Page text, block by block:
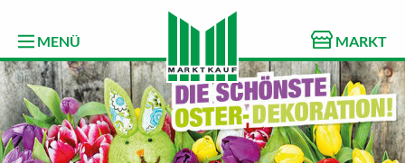
MENÜ MARKT